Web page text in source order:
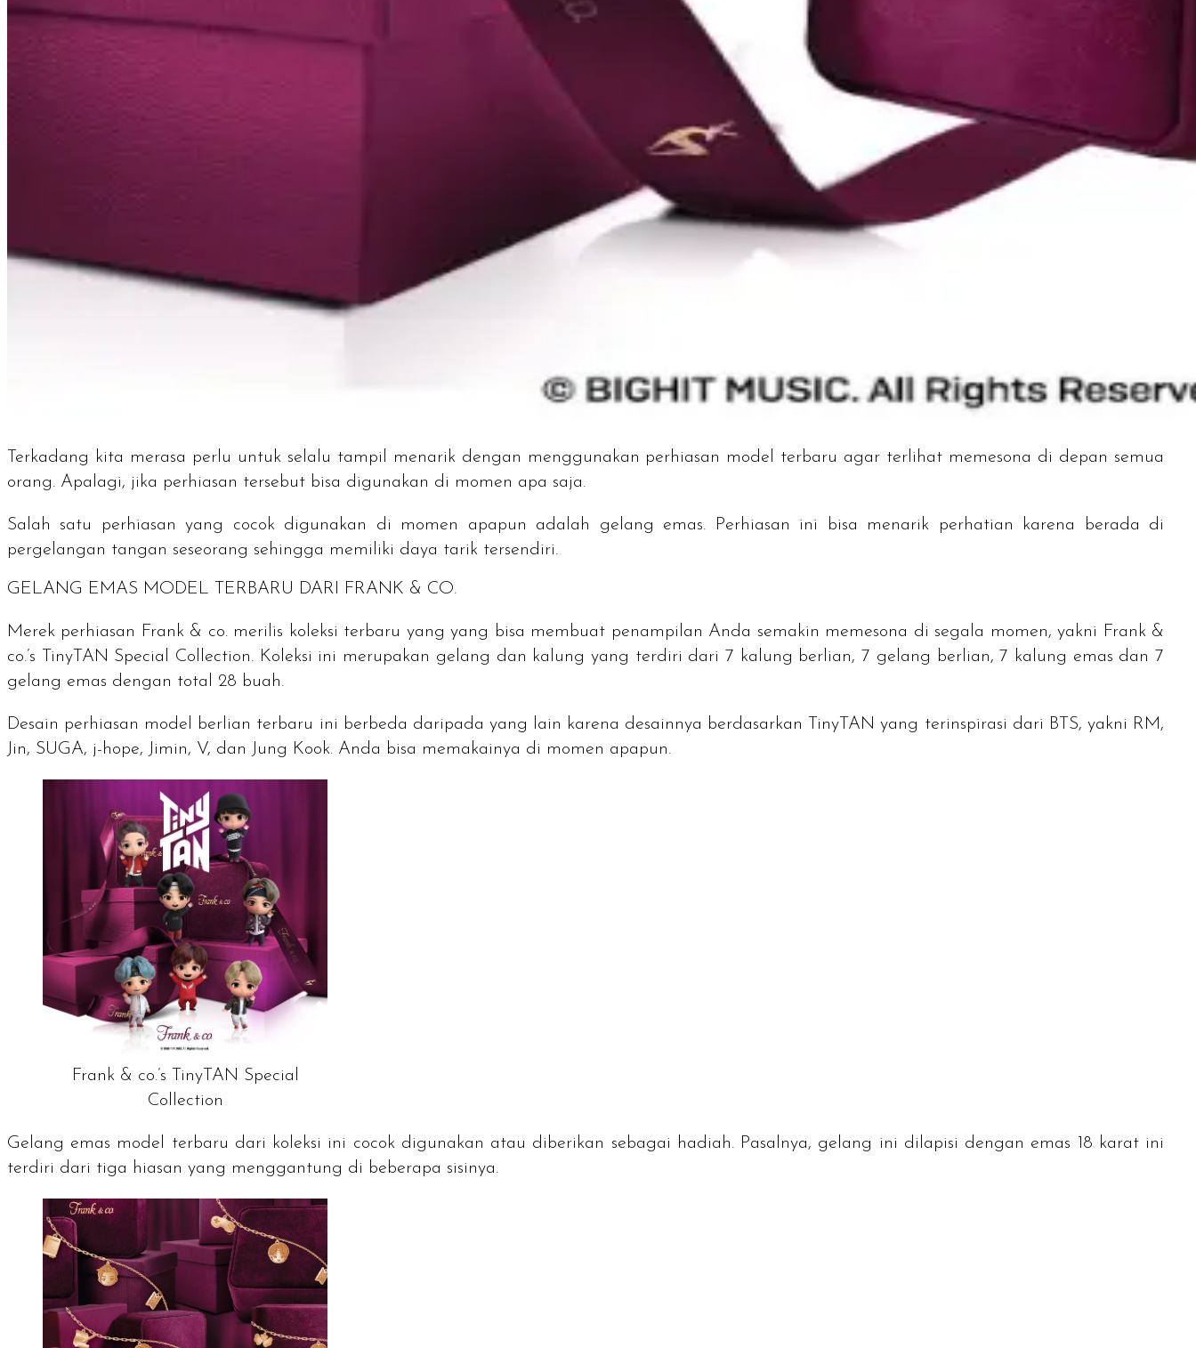
Terkadang kita merasa perlu untuk selalu tampil menarik dengan menggunakan perhiasan model terbaru agar terlihat memesona di depan semua
orang. Apalagi, jika perhiasan tersebut bisa digunakan di momen apa saja.
Salah satu perhiasan yang cocok digunakan di momen apapun adalah gelang emas. Perhiasan ini bisa menarik perhatian karena berada di
pergelangan tangan seseorang sehingga memiliki daya tarik tersendiri.
GELANG EMAS MODEL TERBARU DARI FRANK & CO.
Merek perhiasan Frank & co. merilis koleksi terbaru yang yang bisa membuat penampilan Anda semakin memesona di segala momen, yakni Frank &
co.’s TinyTAN Special Collection. Koleksi ini merupakan gelang dan kalung yang terdiri dari 7 kalung berlian, 7 gelang berlian, 7 kalung emas dan 7
gelang emas dengan total 28 buah.
Desain perhiasan model berlian terbaru ini berbeda daripada yang lain karena desainnya berdasarkan TinyTAN yang terinspirasi dari BTS, yakni RM,
Jin, SUGA, j-hope, Jimin, V, dan Jung Kook. Anda bisa memakainya di momen apapun.
Frank & co.’s TinyTAN Special
Collection
Gelang emas model terbaru dari koleksi ini cocok digunakan atau diberikan sebagai hadiah. Pasalnya, gelang ini dilapisi dengan emas 18 karat ini
terdiri dari tiga hiasan yang menggantung di beberapa sisinya.